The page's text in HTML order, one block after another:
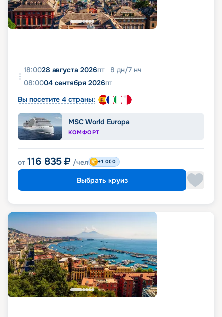
18:0028 августа 2026пт 8 дн/7 нч
08:0004 сентября 2026пт
Вы посетите 4 страны:
MSC World Europa
КОМФОРТ
от 116 835 ₽ /чел +1 000
Выбрать круиз